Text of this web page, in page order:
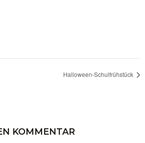
Halloween-Schulfrühstück
KOMMENTAR